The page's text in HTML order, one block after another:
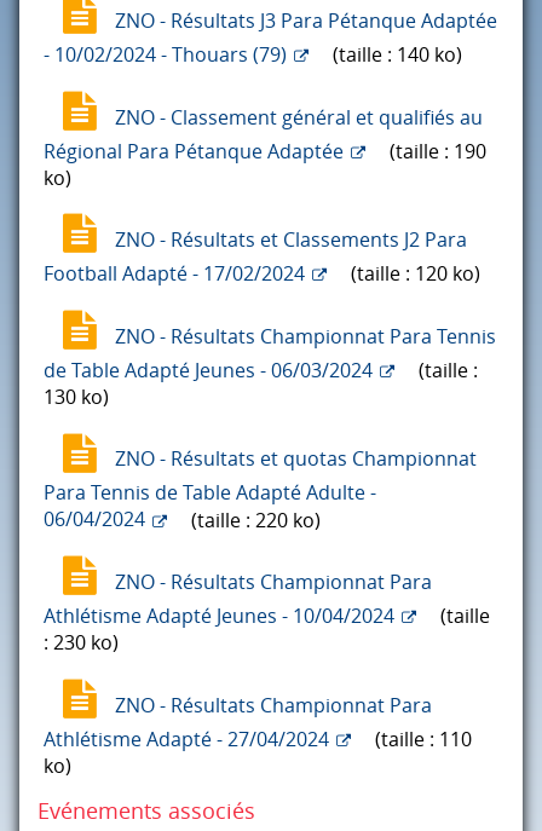
ZNO - Résultats J3 Para Pétanque Adaptée
- 10/02/2024 - Thouars (79)
(taille : 140 ko)
ZNO - Classement général et qualifiés au
Régional Para Pétanque Adaptée
(taille : 190
ko)
ZNO - Résultats et Classements J2 Para
Football Adapté - 17/02/2024
(taille : 120 ko)
ZNO - Résultats Championnat Para Tennis
de Table Adapté Jeunes - 06/03/2024
(taille :
130 ko)
ZNO - Résultats et quotas Championnat
Para Tennis de Table Adapté Adulte -
06/04/2024
(taille : 220 ko)
ZNO - Résultats Championnat Para
Athlétisme Adapté Jeunes - 10/04/2024
(taille
: 230 ko)
ZNO - Résultats Championnat Para
Athlétisme Adapté - 27/04/2024
(taille : 110
ko)
Evénements associés